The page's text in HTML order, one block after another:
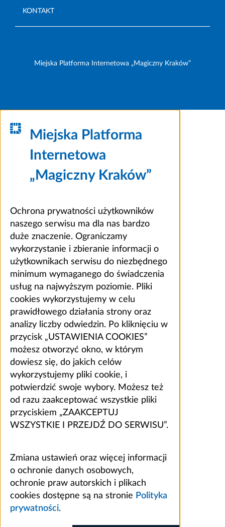
KONTAKT
Miejska Platforma Internetowa „Magiczny Kraków”
Miejska Platforma
Internetowa
„Magiczny Kraków”
Ochrona prywatności użytkowników
naszego serwisu ma dla nas bardzo
duże znaczenie. Ograniczamy
wykorzystanie i zbieranie informacji o
użytkownikach serwisu do niezbędnego
minimum wymaganego do świadczenia
usług na najwyższym poziomie. Pliki
cookies wykorzystujemy w celu
prawidłowego działania strony oraz
analizy liczby odwiedzin. Po kliknięciu w
przycisk „USTAWIENIA COOKIES”
możesz otworzyć okno, w którym
dowiesz się, do jakich celów
wykorzystujemy pliki cookie, i
potwierdzić swoje wybory. Możesz też
od razu zaakceptować wszystkie pliki
przyciskiem „ZAAKCEPTUJ
WSZYSTKIE I PRZEJDŹ DO SERWISU”.
Zmiana ustawień oraz więcej informacji
o ochronie danych osobowych,
ochronie praw autorskich i plikach
cookies dostępne są na stronie Polityka
prywatności.